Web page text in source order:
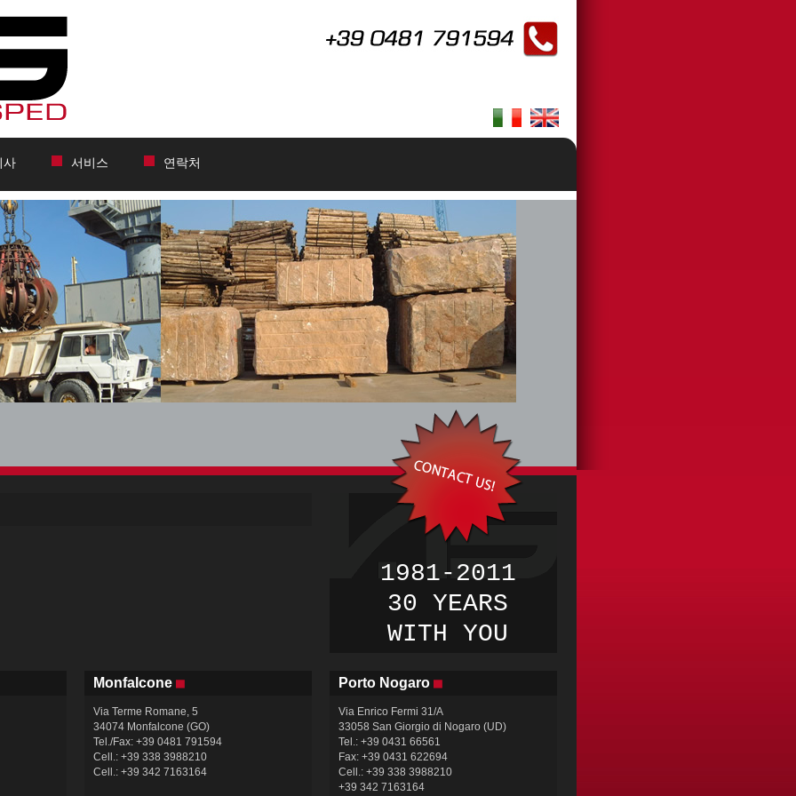
사 서비스 연락처
1981-2011
30 YEARS
WITH YOU
Monfalcone
Via Terme Romane, 5
34074 Monfalcone (GO)
Tel./Fax: +39 0481 791594
Cell.: +39 338 3988210
Cell.: +39 342 7163164
Porto Nogaro
Via Enrico Fermi 31/A
33058 San Giorgio di Nogaro (UD)
Tel.: +39 0431 66561
Fax: +39 0431 622694
Cell.: +39 338 3988210
+39 342 7163164